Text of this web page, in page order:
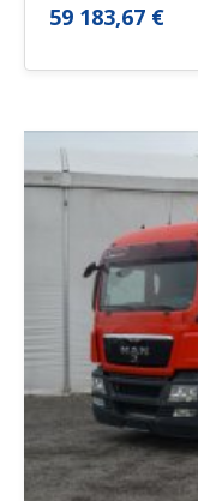
59 183,67 €